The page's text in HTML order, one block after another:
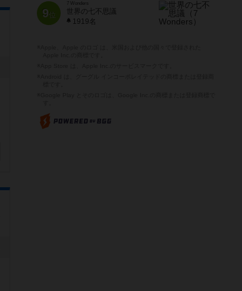
9位
7 Wonders
世界の七不思議
1919名